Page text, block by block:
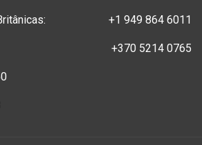
+1 949 864 6011
+370 5214 0765